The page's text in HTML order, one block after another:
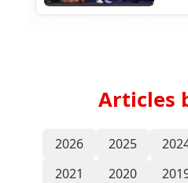
Articles
2026 2025
2021
2020